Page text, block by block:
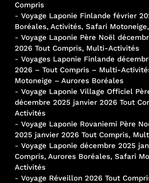
Compris
- Voyage Laponie Finlande février
Boréales, Activités, Safari
- Voyage Laponie Père Noël
2026 Tout Compris, Multi-Activités
- Voyages Laponie Finlande
2026 – Tout Compris – Multi-
Motoneige – Aurores Boréales
- Voyage Laponie Village Officiel
décembre 2025 janvier 2026 Tout
Activités
- Voyage Laponie Rovaniemi Père
2025 janvier 2026 Tout Compris,
- Voyage Laponie décembre 2025
Compris, Aurores Boréales, Safari
Activités
- Voyage Réveillon 2026 Tout